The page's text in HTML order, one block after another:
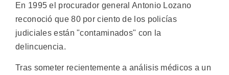
En 1995 el procurador general Antonio Lozano
reconoció que 80 por ciento de los policías
judiciales están "contaminados" con la
delincuencia.
Tras someter recientemente a análisis médicos a un